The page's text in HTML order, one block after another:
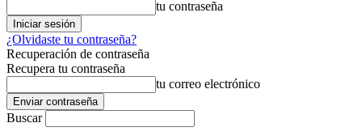
tu contraseña
¿Olvidaste tu contraseña?
Recuperación de contraseña
Recupera tu contraseña
tu correo electrónico
Buscar